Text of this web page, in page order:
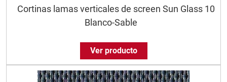
Cortinas lamas verticales de screen Sun Glass 10
Blanco-Sable
Ver producto